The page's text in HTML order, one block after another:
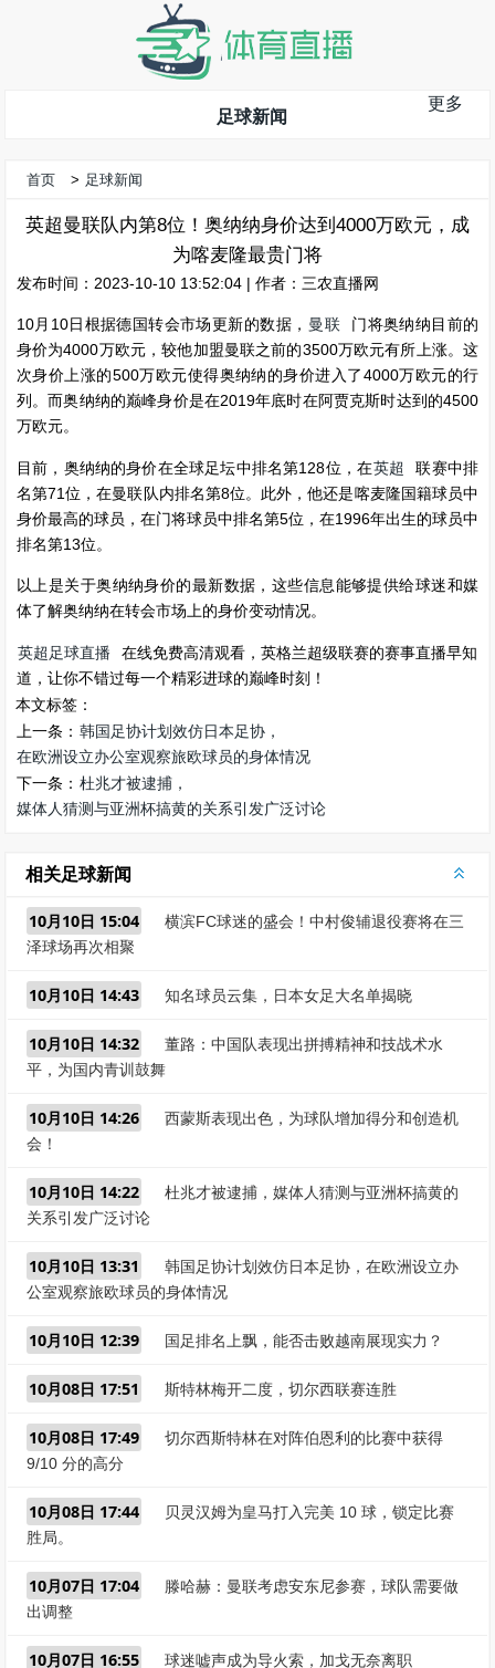
足球新闻
更多
首页 > 足球新闻
英超曼联队内第8位！奥纳纳身价达到4000万欧元，成
为喀麦隆最贵门将
发布时间：2023-10-10 13:52:04 | 作者：三农直播网
10月10日根据德国转会市场更新的数据， 曼联
门将奥纳纳目前的
身价为4000万欧元，较他加盟曼联之前的3500万欧元有所上涨。这
次身价上涨的500万欧元使得奥纳纳的身价进入了4000万欧元的行
列。而奥纳纳的巅峰身价是在2019年底时在阿贾克斯时达到的4500
万欧元。
目前，奥纳纳的身价在全球足坛中排名第128位，在英超
联赛中排
名第71位，在曼联队内排名第8位。此外，他还是喀麦隆国籍球员中
身价最高的球员，在门将球员中排名第5位，在1996年出生的球员中
排名第13位。
以上是关于奥纳纳身价的最新数据，这些信息能够提供给球迷和媒
体了解奥纳纳在转会市场上的身价变动情况。
英超足球直播
在线免费高清观看，英格兰超级联赛的赛事直播早知
道，让你不错过每一个精彩进球的巅峰时刻！
本文标签：
上一条： 韩国足协计划效仿日本足协，
在欧洲设立办公室观察旅欧球员的身体情况
下一条： 杜兆才被逮捕，
媒体人猜测与亚洲杯搞黄的关系引发广泛讨论
相关足球新闻
10月10日 15:04
横滨FC球迷的盛会！中村俊辅退役赛将在三
泽球场再次相聚
10月10日 14:43 知名球员云集，日本女足大名单揭晓
10月10日 14:32
董路：中国队表现出拼搏精神和技战术水
平，为国内青训鼓舞
10月10日 14:26
西蒙斯表现出色，为球队增加得分和创造机
会！
10月10日 14:22
杜兆才被逮捕，媒体人猜测与亚洲杯搞黄的
关系引发广泛讨论
10月10日 13:31
韩国足协计划效仿日本足协，在欧洲设立办
公室观察旅欧球员的身体情况
10月10日 12:39 国足排名上飘，能否击败越南展现实力？
10月08日 17:51 斯特林梅开二度，切尔西联赛连胜
10月08日 17:49
切尔西斯特林在对阵伯恩利的比赛中获得
9/10 分的高分
10月08日 17:44
贝灵汉姆为皇马打入完美 10 球，锁定比赛
胜局。
10月07日 17:04
滕哈赫：曼联考虑安东尼参赛，球队需要做
出调整
10月07日 16:55 球迷嘘声成为导火索，加戈无奈离职